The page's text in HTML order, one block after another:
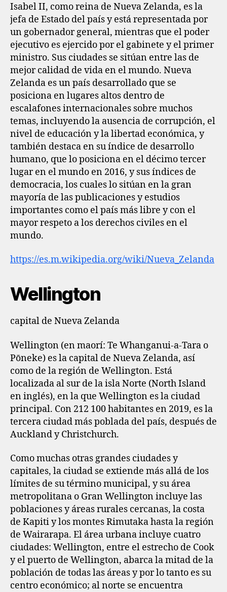
Isabel II, como reina de Nueva Zelanda, es la
jefa de Estado del país y está representada por
un gobernador general, mientras que el poder
ejecutivo es ejercido por el gabinete y el primer
ministro. Sus ciudades se sitúan entre las de
mejor calidad de vida en el mundo. Nueva
Zelanda es un país desarrollado que se
posiciona en lugares altos dentro de
escalafones internacionales sobre muchos
temas, incluyendo la ausencia de corrupción, el
nivel de educación y la libertad económica, y
también destaca en su índice de desarrollo
humano, que lo posiciona en el décimo tercer
lugar en el mundo en 2016, y sus índices de
democracia, los cuales lo sitúan en la gran
mayoría de las publicaciones y estudios
importantes como el país más libre y con el
mayor respeto a los derechos civiles en el
mundo.
https://es.m.wikipedia.org/wiki/Nueva_Zelanda
Wellington
capital de Nueva Zelanda
Wellington (en maorí: Te Whanganui-a-Tara o
Pōneke) es la capital de Nueva Zelanda, así
como de la región de Wellington. Está
localizada al sur de la isla Norte (North Island
en inglés), en la que Wellington es la ciudad
principal. Con 212 100 habitantes en 2019, es la
tercera ciudad más poblada del país, después de
Auckland y Christchurch.
Como muchas otras grandes ciudades y
capitales, la ciudad se extiende más allá de los
límites de su término municipal, y su área
metropolitana o Gran Wellington incluye las
poblaciones y áreas rurales cercanas, la costa
de Kapiti y los montes Rimutaka hasta la región
de Wairarapa. El área urbana incluye cuatro
ciudades: Wellington, entre el estrecho de Cook
y el puerto de Wellington, abarca la mitad de la
población de todas las áreas y por lo tanto es su
centro económico; al norte se encuentra